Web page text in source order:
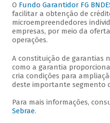
O Fundo Garantidor FG
facilitar a obtenção de
microempreendedores
empresas, por meio da
operações.
A constituição de garantias
como a garantia
cria condições para
deste importante segmento
Para mais informações,
Sebrae.